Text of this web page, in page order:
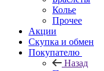
Колье
Прочее
Акции
Скупка и обмен
Покупателю
Назад